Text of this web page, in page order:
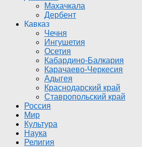
Махачкала
Дербент
Кавказ
Чечня
Ингушетия
Осетия
Кабардино-Балкария
Карачаево-Черкесия
Адыгея
Краснодарский край
Ставропольский край
Россия
Мир
Культура
Наука
Религия